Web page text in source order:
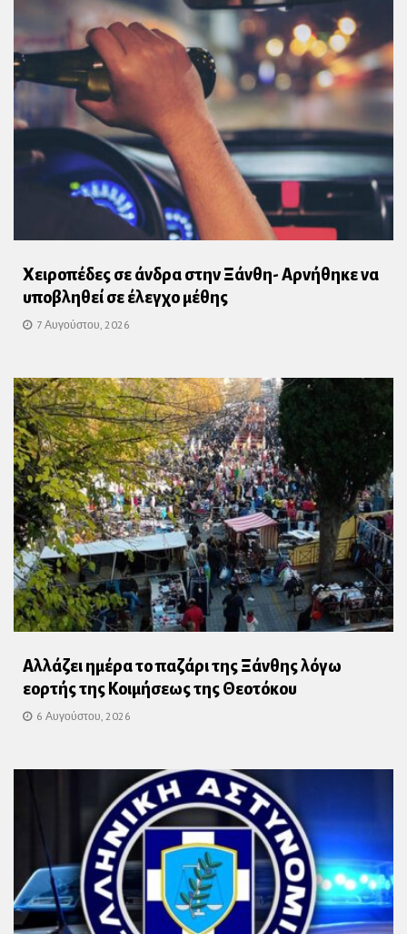
Χειροπέδες σε άνδρα στην Ξάνθη- Αρνήθηκε να
υποβληθεί σε έλεγχο μέθης
7 Αυγούστου, 2026
Αλλάζει ημέρα το παζάρι της Ξάνθης λόγω
εορτής της Κοιμήσεως της Θεοτόκου
6 Αυγούστου, 2026